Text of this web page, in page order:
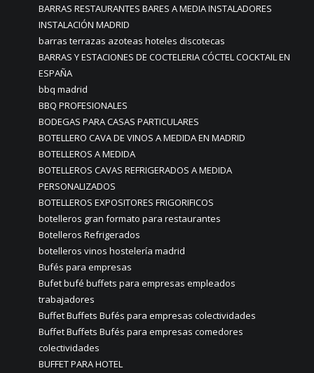
BARRAS RESTAURANTES BARES A MEDIA INSTALADORES
INSTALACIÓN MADRID
barras terrazas azoteas hoteles discotecas
BARRAS Y ESTACIONES DE COCTELERIA CÓCTEL COCKTAIL EN
ESPAÑA
bbq madrid
BBQ PROFESIONALES
BODEGAS PARA CASAS PARTICULARES
BOTELLERO CAVA DE VINOS A MEDIDA EN MADRID
BOTELLEROS A MEDIDA
BOTELLEROS CAVAS REFRIGERADOS A MEDIDA
PERSONALIZADOS
BOTELLEROS EXPOSITORES FRIGORIFICOS
botelleros gran formato para restaurantes
Botelleros Refrigerados
botelleros vinos hostelería madrid
Bufés para empresas
Bufet bufé buffets para empresas empleados
trabajadores
Buffet Buffets Bufés para empresas colectividades
Buffet Buffets Bufés para empresas comedores
colectividades
BUFFET PARA HOTEL